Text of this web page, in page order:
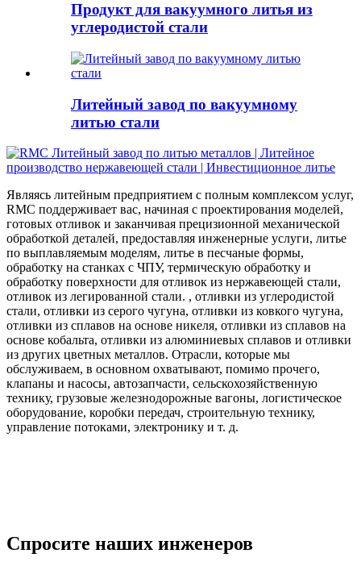
Продукт для вакуумного литья из
углеродистой стали
Литейный завод по вакуумному
литью стали
Являясь литейным предприятием с полным комплексом услуг,
RMC поддерживает вас, начиная с проектирования моделей,
готовых отливок и заканчивая прецизионной механической
обработкой деталей, предоставляя инженерные услуги, литье
по выплавляемым моделям, литье в песчаные формы,
обработку на станках с ЧПУ, термическую обработку и
обработку поверхности для отливок из нержавеющей стали,
отливок из легированной стали. , отливки из углеродистой
стали, отливки из серого чугуна, отливки из ковкого чугуна,
отливки из сплавов на основе никеля, отливки из сплавов на
основе кобальта, отливки из алюминиевых сплавов и отливки
из других цветных металлов. Отрасли, которые мы
обслуживаем, в основном охватывают, помимо прочего,
клапаны и насосы, автозапчасти, сельскохозяйственную
технику, грузовые железнодорожные вагоны, логистическое
оборудование, коробки передач, строительную технику,
управление потоками, электронику и т. д.
Спросите наших инженеров